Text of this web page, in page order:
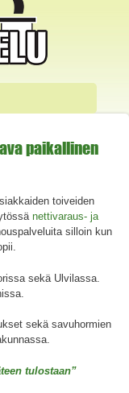
paikallinen
toiveiden
nettivaraus- ja
silloin kun
sekä Ulvilassa.
sekä savuhormien
tulostaan”